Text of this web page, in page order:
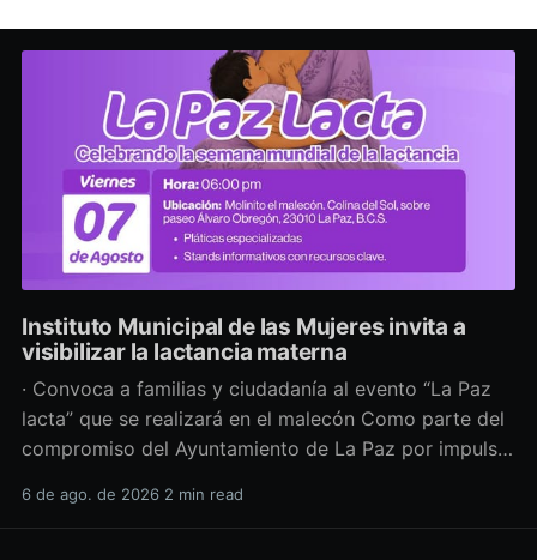
Instituto Municipal de las Mujeres invita a
visibilizar la lactancia materna
· Convoca a familias y ciudadanía al evento “La Paz
lacta” que se realizará en el malecón Como parte del
compromiso del Ayuntamiento de La Paz por impulsar
salud y los derechos de las mujeres, así como generar
6 de ago. de 2026 2 min read